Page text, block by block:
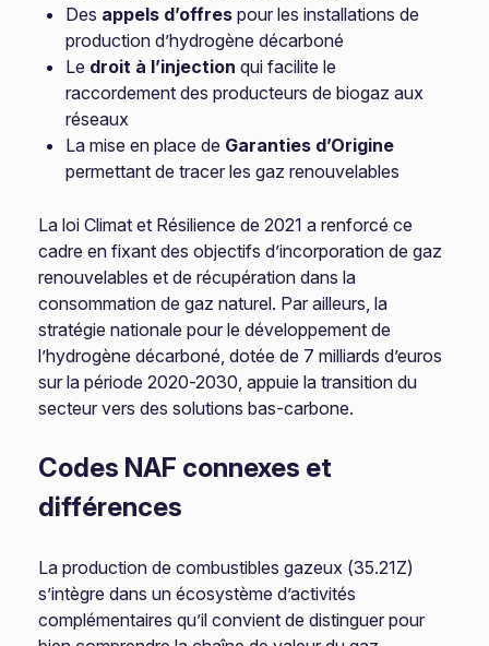
Des appels d’offres pour les installations de
production d’hydrogène décarboné
Le droit à l’injection qui facilite le
raccordement des producteurs de biogaz aux
réseaux
La mise en place de Garanties d’Origine
permettant de tracer les gaz renouvelables
La loi Climat et Résilience de 2021 a renforcé ce
cadre en fixant des objectifs d’incorporation de gaz
renouvelables et de récupération dans la
consommation de gaz naturel. Par ailleurs, la
stratégie nationale pour le développement de
l’hydrogène décarboné, dotée de 7 milliards d’euros
sur la période 2020-2030, appuie la transition du
secteur vers des solutions bas-carbone.
Codes NAF connexes et
différences
La production de combustibles gazeux (35.21Z)
s’intègre dans un écosystème d’activités
complémentaires qu’il convient de distinguer pour